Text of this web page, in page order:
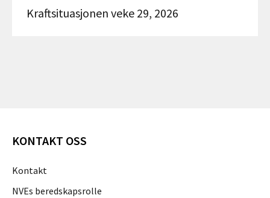
Kraftsituasjonen veke 29, 2026
KONTAKT OSS
Kontakt
NVEs beredskapsrolle